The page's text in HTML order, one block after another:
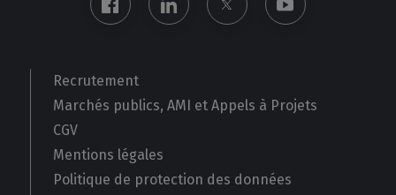
Recrutement
Marchés publics, AMI et Appels à Projets
CGV
Mentions légales
Politique de protection des données